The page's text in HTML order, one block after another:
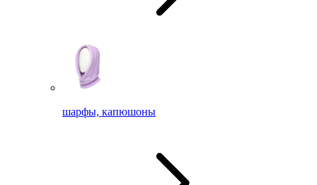
шарфы, капюшоны